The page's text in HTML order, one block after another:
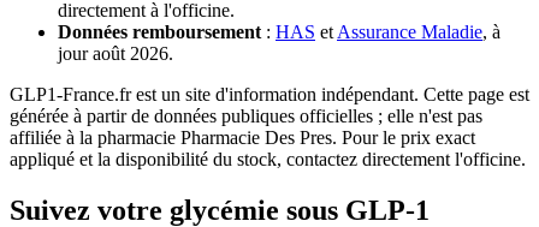
directement à l'officine.
Données remboursement : HAS et Assurance Maladie, à
jour août 2026.
GLP1-France.fr est un site d'information indépendant. Cette page est
générée à partir de données publiques officielles ; elle n'est pas
affiliée à la pharmacie Pharmacie Des Pres. Pour le prix exact
appliqué et la disponibilité du stock, contactez directement l'officine.
Suivez votre glycémie sous GLP-1